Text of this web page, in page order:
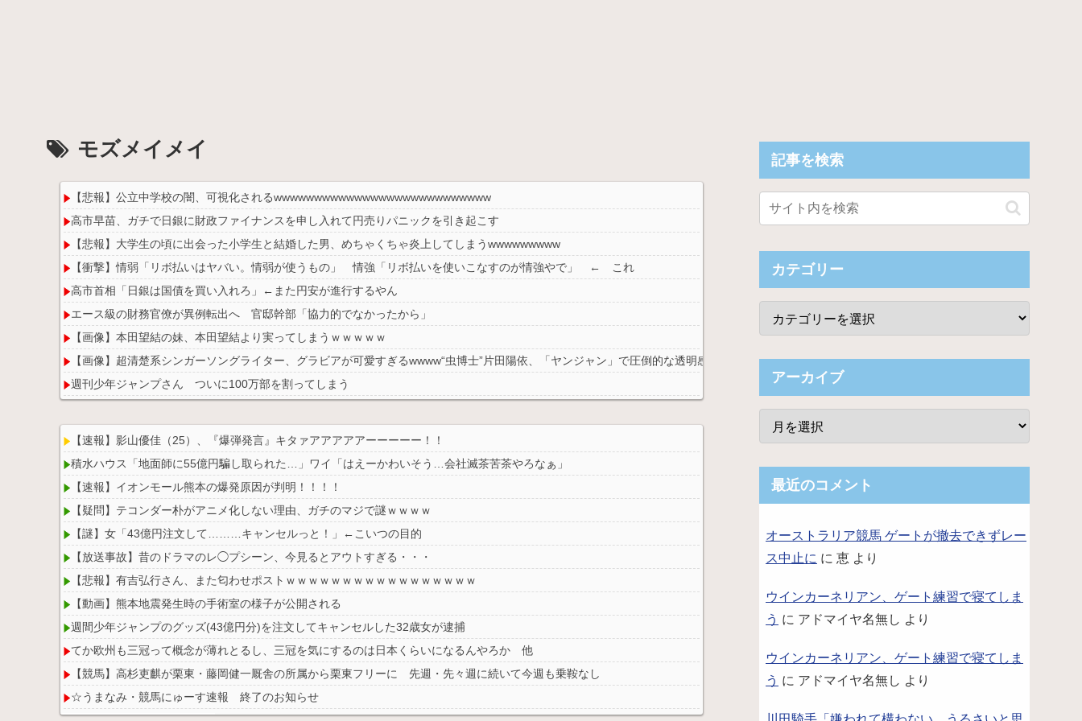
モズメイメイ
【悲報】公立中学校の闇、可視化されるwwwwwwwwwwwwwwwwwwwwwwwwwww
高市早苗、ガチで日銀に財政ファイナンスを申し入れて円売りパニックを引き起こす
【悲報】大学生の頃に出会った小学生と結婚した男、めちゃくちゃ炎上してしまうwwwwwwwww
【衝撃】情弱「リボ払いはヤバい。情弱が使うもの」 情強「リボ払いを使いこなすのが情強やで」 ← これ
高市首相「日銀は国債を買い入れろ」←また円安が進行するやん
エース級の財務官僚が異例転出へ 官邸幹部「協力的でなかったから」
【画像】本田望結の妹、本田望結より実ってしまうｗｗｗｗｗ
【画像】超清楚系シンガーソングライター、グラビアが可愛すぎるwwww“虫博士”片田陽依、「ヤンジャン」で圧倒的な透明感ビジュアルを披露！！
週刊少年ジャンプさん ついに100万部を割ってしまう
Powered by livedoor 相互RSS
【速報】影山優佳（25）、『爆弾発言』キタァアアアアアーーーーー！！
積水ハウス「地面師に55億円騙し取られた…」ワイ「はえーかわいそう…会社滅茶苦茶やろなぁ」
【速報】イオンモール熊本の爆発原因が判明！！！！
【疑問】テコンダー朴がアニメ化しない理由、ガチのマジで謎ｗｗｗｗ
【謎】女「43億円注文して………キャンセルっと！」←こいつの目的
【放送事故】昔のドラマのレ◯プシーン、今見るとアウトすぎる・・・
【悲報】有吉弘行さん、また匂わせポストｗｗｗｗｗｗｗｗｗｗｗｗｗｗｗｗｗ
【動画】熊本地震発生時の手術室の様子が公開される
週間少年ジャンプのグッズ(43億円分)を注文してキャンセルした32歳女が逮捕
てか欧州も三冠って概念が薄れとるし、三冠を気にするのは日本くらいになるんやろか 他
【競馬】高杉吏麒が栗東・藤岡健一厩舎の所属から栗東フリーに 先週・先々週に続いて今週も乗鞍なし
☆うまなみ・競馬にゅーす速報 終了のお知らせ
記事を検索
カテゴリー
アーカイブ
最近のコメント
オーストラリア競馬 ゲートが撤去できずレー
ス中止に に 恵 より
ウインカーネリアン、ゲート練習で寝てしま
う に アドマイヤ名無し より
ウインカーネリアン、ゲート練習で寝てしま
う に アドマイヤ名無し より